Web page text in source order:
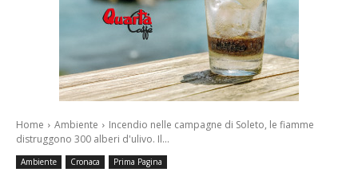
Home Ambiente
Incendio nelle campagne di Soleto, le fiamme
distruggono 300 alberi d'ulivo. Il...
Ambiente Cronaca Prima Pagina